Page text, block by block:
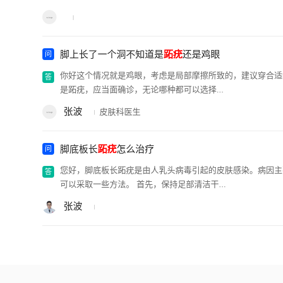
脚上长了一个洞不知道是跖疣还是鸡眼
你好这个情况就是鸡眼，考虑是局部摩擦所致的，建议穿合
是跖疣，应当面确诊，无论哪种都可以选择...
张波 皮肤科医生
脚底板长跖疣怎么治疗
您好，脚底板长跖疣是由人乳头病毒引起的皮肤感染。病因
可以采取一些方法。 首先，保持足部清洁干...
张波